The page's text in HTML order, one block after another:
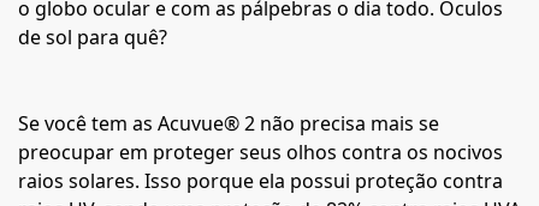
o globo ocular e com as pálpebras o dia todo. Óculos
de sol para quê?
Se você tem as Acuvue® 2 não precisa mais se
preocupar em proteger seus olhos contra os nocivos
raios solares. Isso porque ela possui proteção contra